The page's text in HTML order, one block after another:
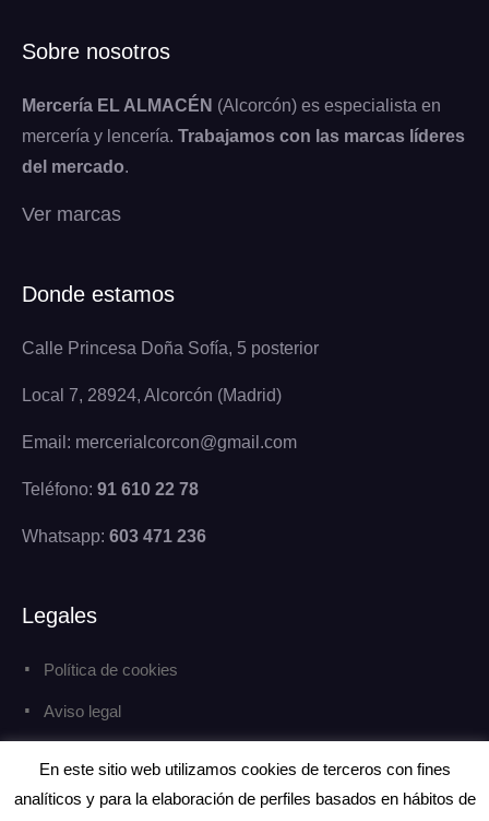
Sobre nosotros
Mercería EL ALMACÉN (Alcorcón) es especialista en
mercería y lencería. Trabajamos con las marcas líderes
del mercado.
Ver marcas
Donde estamos
Calle Princesa Doña Sofía, 5 posterior
Local 7, 28924, Alcorcón (Madrid)
Email: mercerialcorcon@gmail.com
Teléfono: 91 610 22 78
Whatsapp: 603 471 236
Legales
Política de cookies
Aviso legal
En este sitio web utilizamos cookies de terceros con fines
analíticos y para la elaboración de perfiles basados en hábitos de